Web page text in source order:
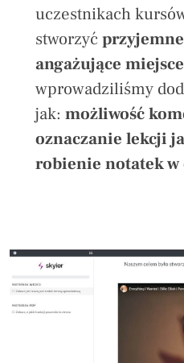
uczestnikach
stworzyć
angażujące
wprowadziliśmy
jak: możliwość
oznaczanie lekcji
robienie notatek w